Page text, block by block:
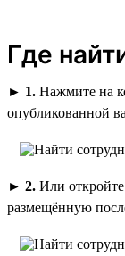
Где
► 1. Нажмите на
опубликованной
► 2. Или
размещённую